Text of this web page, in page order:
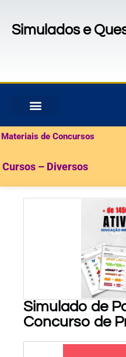
Simulados e
Materiais de Concursos
Cursos – Diversos
PARA
Simulado de
Concurso de